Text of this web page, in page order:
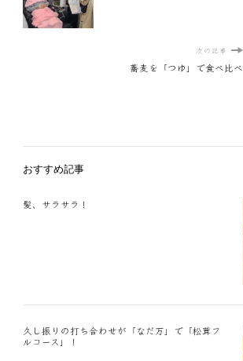
次の記事
蕎麦を「つゆ」で食べ比べ
おすすめ記事
髪、サラサラ！
久し振りの打ち合わせが「なだ万」で「松茸フ
ルコース」！